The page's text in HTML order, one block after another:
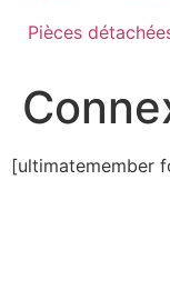
Pièces
[ultimatemember